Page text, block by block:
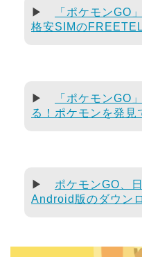
▶
「ポケモンGO
格安SIMの
▶
「ポケモンGO
る！ポケモンを発見
▶ ポケモンGO、
Android版のダウン